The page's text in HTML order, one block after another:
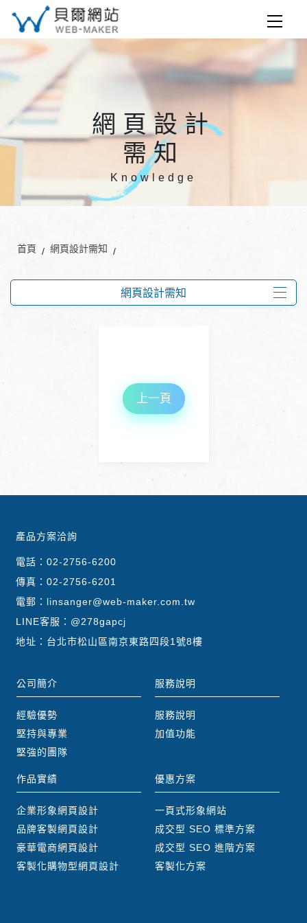
網頁設計
需知
Knowledge
首頁 網頁設計需知
網頁設計需知
上一頁
產品方案洽詢
電話： 02-2756-6200
傳真：02-2756-6201
電郵： linsanger@web-maker.com.tw
LINE客服： @278gapcj
地址：台北市松山區南京東路四段1號8樓
公司簡介
經驗優勢
堅持與專業
堅強的團隊
服務說明
服務說明
加值功能
作品實績
企業形象網頁設計
品牌客製網頁設計
豪華電商網頁設計
客製化購物型網頁設計
優惠方案
一頁式形象網站
成交型 SEO 標準方案
成交型 SEO 進階方案
客製化方案